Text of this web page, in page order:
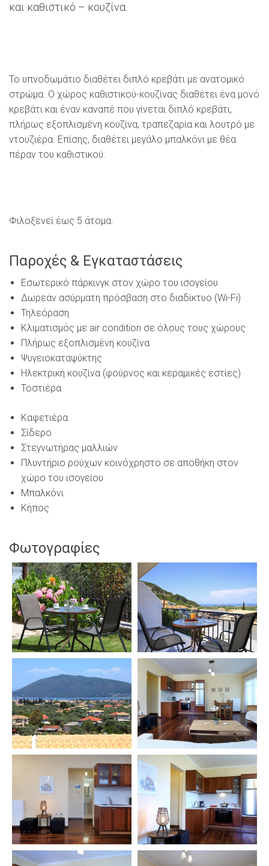
και καθιστικό – κουζίνα.
Το υπνοδωμάτιο διαθέτει διπλό κρεβάτι με ανατομικό
στρώμα. Ο χώρος καθιστικού-κουζίνας διαθέτει ένα μονό
κρεβάτι και έναν καναπέ που γίνεται διπλό κρεβάτι,
πλήρως εξοπλισμένη κουζίνα, τραπεζαρία και λουτρό με
ντουζιέρα. Επίσης, διαθέτει μεγάλο μπαλκόνι με θέα
πέραν του καθιστικού.
Φιλοξενεί έως 5 άτομα.
Παροχές & Εγκαταστάσεις
Εσωτερικό πάρκινγκ στον χώρο του ισογείου
Δωρεάν ασύρματη πρόσβαση στο διαδίκτυο (Wi-Fi)
Τηλεόραση
Κλιματισμός με air condition σε όλους τους χώρους
Πλήρως εξοπλισμένη κουζίνα
Ψυγειοκαταψύκτης
Ηλεκτρική κουζίνα (φούρνος και κεραμικές εστίες)
Τοστιέρα
Καφετιέρα
Σίδερο
Στεγνωτήρας μαλλιών
Πλυντήριο ρούχων κοινόχρηστο σε αποθήκη στον
χώρο του ισογείου
Μπαλκόνι
Κήπος
Φωτογραφίες